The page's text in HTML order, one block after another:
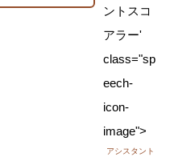
ントスコ
アラー'
class="sp
eech-
icon-
image">
アシスタント